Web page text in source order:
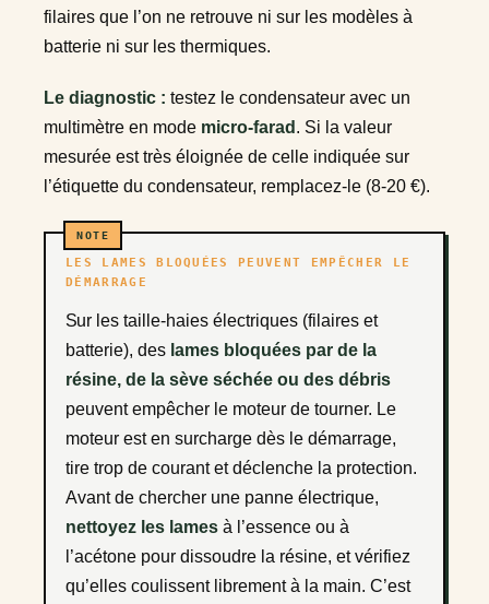
filaires que l’on ne retrouve ni sur les modèles à
batterie ni sur les thermiques.
Le diagnostic : testez le condensateur avec un
multimètre en mode micro-farad . Si la valeur
mesurée est très éloignée de celle indiquée sur
l’étiquette du condensateur, remplacez-le (8-20 €).
LES LAMES BLOQUÉES PEUVENT EMPÊCHER LE
DÉMARRAGE
Sur les taille-haies électriques (filaires et
batterie), des lames bloquées par de la
résine, de la sève séchée ou des débris
peuvent empêcher le moteur de tourner. Le
moteur est en surcharge dès le démarrage,
tire trop de courant et déclenche la protection.
Avant de chercher une panne électrique,
nettoyez les lames à l’essence ou à
l’acétone pour dissoudre la résine, et vérifiez
qu’elles coulissent librement à la main. C’est